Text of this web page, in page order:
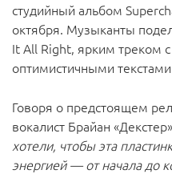
студийный альбом
октября. Музыканты
It All Right, ярким треком
оптимистичными
Говоря о предстоящем
вокалист Брайан
хотели, чтобы эта
энергией — от начала до